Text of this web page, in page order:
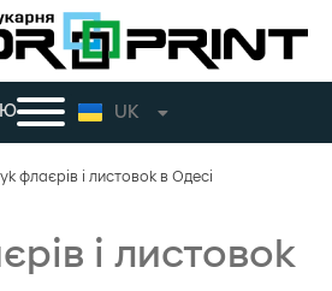
UK
RU
флаєрів і листовок в Одесі
і листовок